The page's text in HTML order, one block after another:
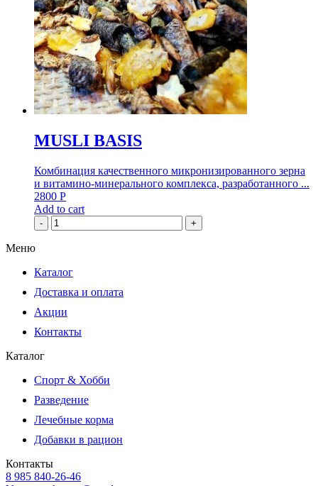
MUSLI BASIS
Комбинация качественного микронизированного зерна
и витамино-минерального комплекса, разработанного ...
2800 Р
Add to cart
- +
Меню
Каталог
Доставка и оплата
Акции
Контакты
Каталог
Спорт & Хобби
Разведение
Лечебные корма
Добавки в рацион
Контакты
8 985 840-26-46